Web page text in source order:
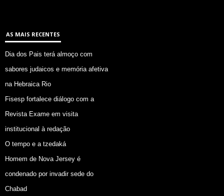
AS MAIS RECENTES
Dia dos Pais terá almoço com
sabores judaicos e memória afetiva
na Hebraica Rio
Fisesp fortalece diálogo com a
Revista Exame em visita
institucional à redação
O tempo e a tzedaká
Homem de Nova Jersey é
condenado por invadir sede do
Chabad